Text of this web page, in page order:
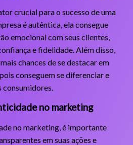
crucial para o sucesso de uma
é autêntica, ela consegue
emocional com seus clientes,
e fidelidade. Além disso,
chances de se destacar em
conseguem se diferenciar e
consumidores.
no marketing
no marketing, é importante
em suas ações e